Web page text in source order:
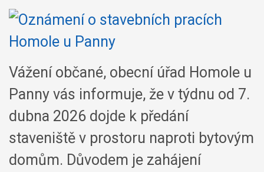
Vážení občané, obecní úřad Homole u
Panny vás informuje, že v týdnu od 7.
dubna 2026 dojde k předání
staveniště v prostoru naproti bytovým
domům. Důvodem je zahájení